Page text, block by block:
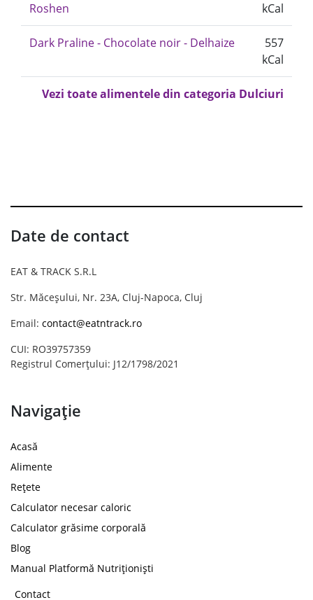
Roshen
kCal
Dark Praline - Chocolate noir - Delhaize
557
kCal
Vezi toate alimentele din categoria Dulciuri
Date de contact
EAT & TRACK S.R.L
Str. Măceșului, Nr. 23A, Cluj-Napoca, Cluj
Email: contact@eatntrack.ro
CUI: RO39757359
Registrul Comerțului: J12/1798/2021
Navigație
Acasă
Alimente
Rețete
Calculator necesar caloric
Calculator grăsime corporală
Blog
Manual Platformă Nutriționiști
Contact